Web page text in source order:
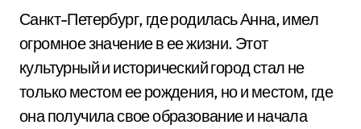
Санкт-Петербург, где родилась Анна, имел
огромное значение в ее жизни. Этот
культурный и исторический город стал не
только местом ее рождения, но и местом, где
она получила свое образование и начала